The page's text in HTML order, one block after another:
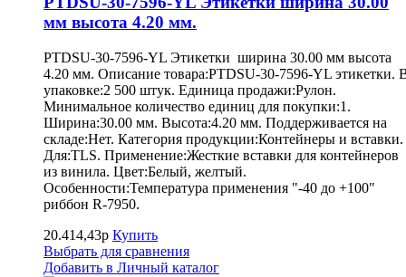
мм высота 4.20 мм.
PTDSU-30-7596-YL Этикетки ширина 30.00 мм высота
4.20 мм. Описание товара:PTDSU-30-7596-YL этикетки.
упаковке:2 500 штук. Единица продажи:Рулон.
Минимальное количество единиц для покупки:1.
Ширина:30.00 мм. Высота:4.20 мм. Поддерживается на
складе:Нет. Категория продукции:Контейнеры и вставки.
Для:TLS. Применение:Жесткие вставки для контейнеров
из винила. Цвет:Белый, желтый.
Особенности:Температура применения "-40 до +100"
риббон R-7950.
20.414,43р Купить
Выбрать для сравнения
Добавить в Личный каталог